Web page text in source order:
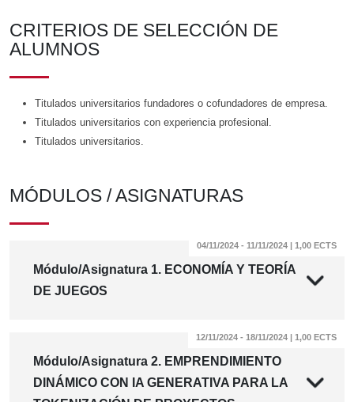
CRITERIOS DE SELECCIÓN DE
ALUMNOS
Titulados universitarios fundadores o cofundadores de empresa.
Titulados universitarios con experiencia profesional.
Titulados universitarios.
MÓDULOS / ASIGNATURAS
Módulo/Asignatura 1. ECONOMÍA Y TEORÍA
DE JUEGOS
04/11/2024 - 11/11/2024 | 1,00 ECTS
Módulo/Asignatura 2. EMPRENDIMIENTO
DINÁMICO CON IA GENERATIVA PARA LA
12/11/2024 - 18/11/2024 | 1,00 ECTS